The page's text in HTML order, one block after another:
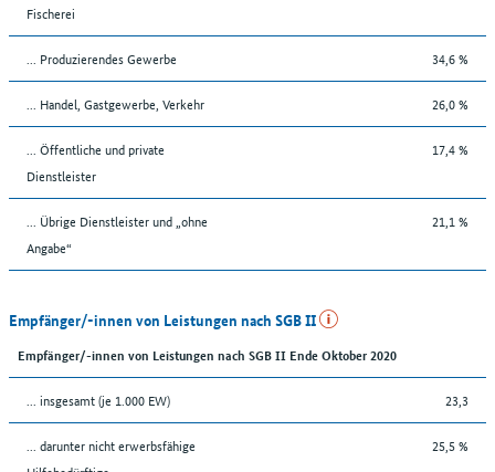
Fischerei
... Produzierendes Gewerbe 34,6 %
... Handel, Gastgewerbe, Verkehr 26,0 %
... Öffentliche und private
Dienstleister
17,4 %
... Übrige Dienstleister und „ohne
Angabe“
21,1 %
Empfänger/-innen von Leistungen nach SGB II
Empfänger/-innen von Leistungen nach SGB II Ende Oktober 2020
... insgesamt (je 1.000 EW) 23,3
... darunter nicht erwerbsfähige
25,5 %